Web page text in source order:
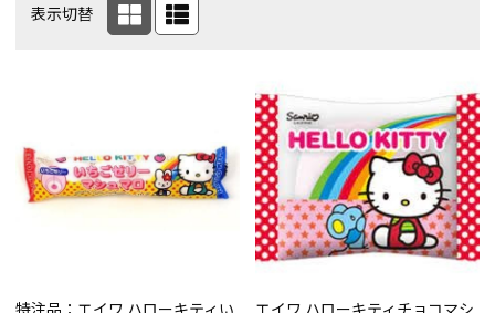
表示切替
特注品：エイワ ハローキティい
エイワ ハローキティチョコマシ